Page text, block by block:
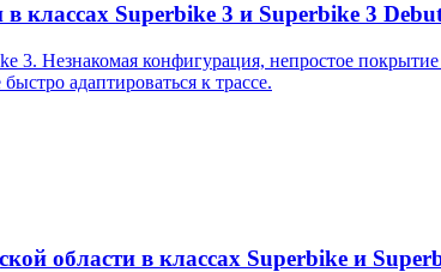
классах Superbike 3 и Superbike 3
Незнакомая конфигурация, непростое
адаптироваться к трассе.
области в классах Superbike и